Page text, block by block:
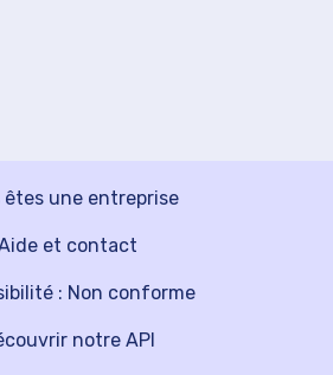
êtes une entreprise
notre API
et contact
: Non conforme